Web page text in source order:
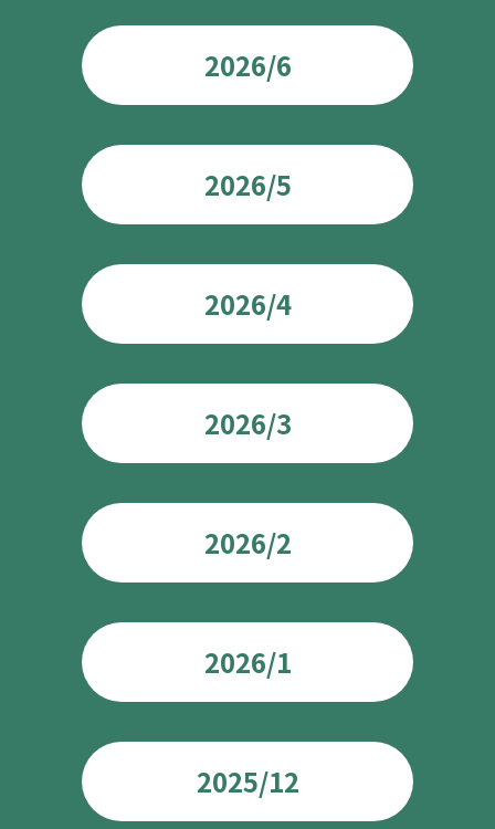
2026/6
2026/5
2026/4
2026/3
2026/2
2026/1
2025/12